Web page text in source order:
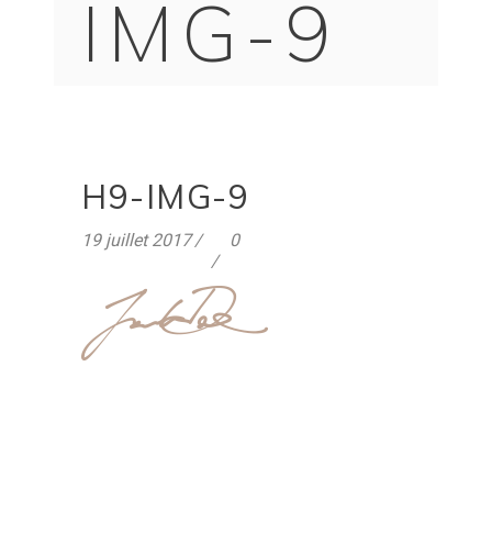
IMG-9
H9-IMG-9
19 juillet 2017 0